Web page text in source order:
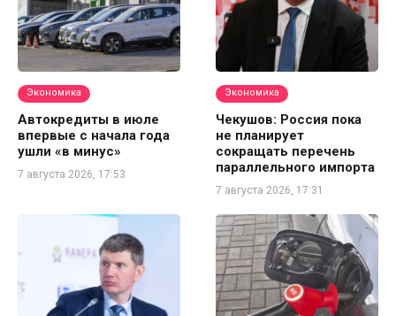
Экономика
Автокредиты в июле
впервые с начала года
ушли «в минус»
7 августа 2026, 17:53
Экономика
Чекушов: Россия пока
не планирует
сокращать перечень
параллельного импорта
7 августа 2026, 17:31